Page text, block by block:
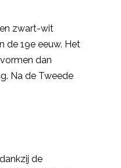
zwart-wit
de 19e eeuw. Het
dan
Na de Tweede
de